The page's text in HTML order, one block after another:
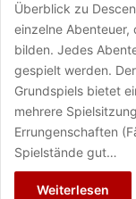
Überblick zu
einzelne Abenteuer,
bilden. Jedes
gespielt werden.
Grundspiels bietet
mehrere
Errungenschaften
Spielstände gut…
Weiterlesen